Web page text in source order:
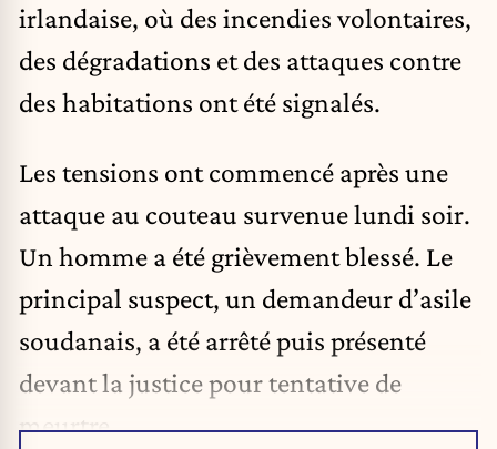
irlandaise, où des incendies volontaires,
des dégradations et des attaques contre
des habitations ont été signalés.
Les tensions ont commencé après une
attaque au couteau survenue lundi soir.
Un homme a été grièvement blessé. Le
principal suspect, un demandeur d’asile
soudanais, a été arrêté puis présenté
devant la justice pour tentative de
meurtre.